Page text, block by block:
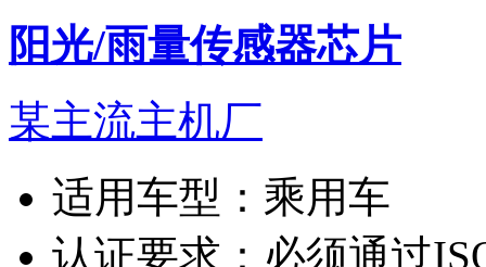
阳光/雨量传感器芯片
某主流主机厂
适用车型： 乘用车
认证要求： 必须通过